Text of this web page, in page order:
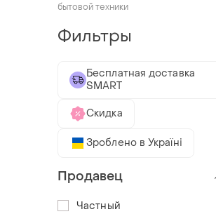
бытовой техники
Фильтры
Бесплатная доставка
SMART
Скидка
Зроблено в Україні
Продавец
Частный